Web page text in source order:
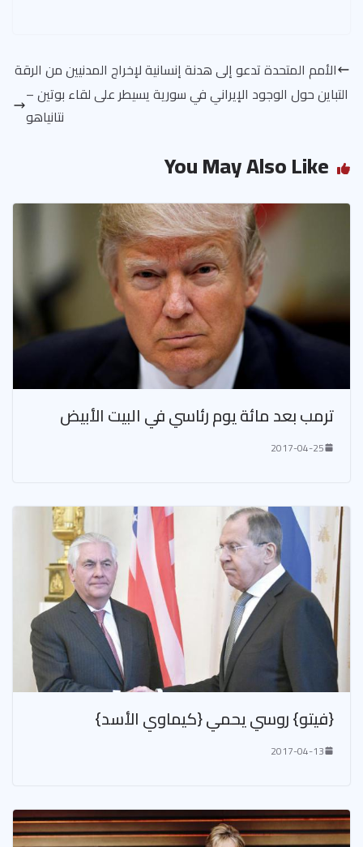
الأمم المتحدة تدعو إلى هدنة إنسانية لإخراج المدنيين من الرقة
التباين حول الوجود الإيراني في سورية يسيطر على لقاء بوتين –
نتانياهو
You May Also Like
ترمب بعد مائة يوم رئاسي في البيت الأبيض
2017-04-25
{فيتو} روسي يحمي {كيماوي الأسد}
2017-04-13